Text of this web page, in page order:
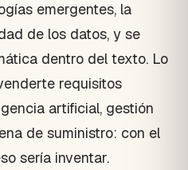
emergentes, la
de los datos, y se
dentro del texto. Lo
requisitos
artificial, gestión
de suministro: con el
sería inventar.